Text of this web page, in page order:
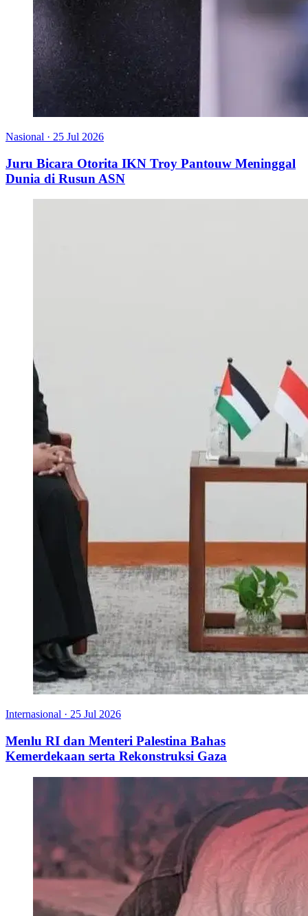
Nasional · 25 Jul 2026
Juru Bicara Otorita IKN Troy Pantouw Meninggal
Dunia di Rusun ASN
Internasional · 25 Jul 2026
Menlu RI dan Menteri Palestina Bahas
Kemerdekaan serta Rekonstruksi Gaza